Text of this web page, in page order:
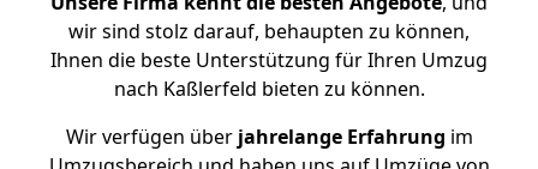
wir sind stolz darauf, behaupten zu können,
Ihnen die beste Unterstützung für Ihren Umzug
nach Kaßlerfeld bieten zu können.
Wir verfügen überjahrelange Erfahrung im